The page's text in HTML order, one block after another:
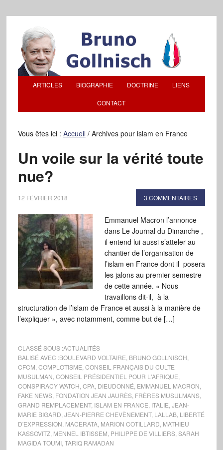
ARTICLES BIOGRAPHIE DOCTRINE LIENS
CONTACT
Vous êtes ici : Accueil /Archives pour islam en France
Un voile sur la vérité toute
nue?
12 FÉVRIER 2018 3 COMMENTAIRES
Emmanuel Macron l’annonce
dans Le Journal du Dimanche ,
il entend lui aussi s’atteler au
chantier de l’organisation de
l’islam en France dont il posera
les jalons au premier semestre
de cette année. « Nous
travaillons dit-il, à la
structuration de l’islam de France et aussi à la manière de
l’expliquer », avec notamment, comme but de […]
CLASSÉ SOUS :ACTUALITÉS
BALISÉ AVEC :BOULEVARD VOLTAIRE BRUNO GOLLNISCH
CFCM COMPLOTISME CONSEIL FRANÇAIS DU CULTE
MUSULMAN CONSEIL PRÉSIDENTIEL POUR L'AFRIQUE
CONSPIRACY WATCH CPA, DIEUDONNÉ EMMANUEL MACRON
FAKE NEWS, FONDATION JEAN JAURÈS, FRÈRES MUSULMANS,
GRAND REMPLACEMENT, ISLAM EN FRANCE ITALIE JEAN-
MARIE BIGARD JEAN-PIERRE CHEVÈNEMENT, LALLAB, LIBERTÉ
D'EXPRESSION MACERATA, MARION COTILLARD MATHIEU
KASSOVITZ, MENNEL IBTISSEM PHILIPPE DE VILLIERS, SARAH
MAGIDA TOUMI, TARIQ RAMADAN